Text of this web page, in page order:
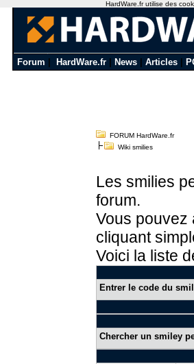
Forum HardWare.fr News Articles
FORUM HardWare.fr
Wiki smilies
Les smilies
forum.
Vous pouvez
cliquant
Voici la liste
Entrer le code du
Chercher un smiley
HardWare.fr utilise des